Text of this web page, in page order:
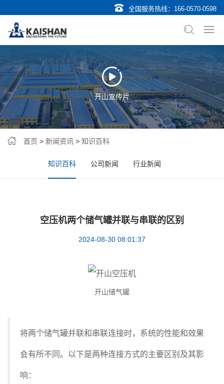
全国服务热线： 166-0570-0598
开山宣传片
首页 > 新闻资讯 > 知识百科
知识百科 公司新闻 行业新闻
空压机两个储气罐并联与串联的区别
2024-08-30 08:01:37
开山储气罐
将两个储气罐并联和串联连接时，系统的性能和效果
会有所不同。以下是两种连接方式的主要区别及其影
响：